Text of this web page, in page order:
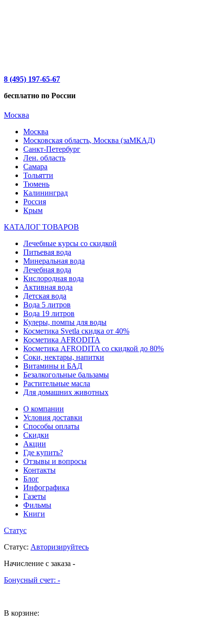
8 (495) 197-65-67
бесплатно по России
Москва
Москва
Московская область, Москва (заМКАД)
Санкт-Петербург
Лен. область
Самара
Тольятти
Тюмень
Калининград
Россия
Крым
КАТАЛОГ ТОВАРОВ
Лечебные курсы со скидкой
Питьевая вода
Минеральная вода
Лечебная вода
Кислородная вода
Активная вода
Детская вода
Вода 5 литров
Вода 19 литров
Кулеры, помпы для воды
Косметика Svetla скидка от 40%
Косметика AFRODITA
Косметика AFRODITA со скидкой до 80%
Соки, нектары, напитки
Витамины и БАД
Безалкогольные бальзамы
Растительные масла
Для домашних животных
О компании
Условия доставки
Способы оплаты
Скидки
Акции
Где купить?
Отзывы и вопросы
Контакты
Блог
Инфографика
Газеты
Фильмы
Книги
Статус
Статус: Авторизируйтесь
Начисление с заказа -
Бонусный счет: -
В корзине: